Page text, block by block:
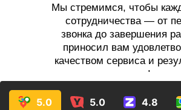
Мы стремимся, чтобы
сотрудничества — от
звонка до завершения
приносил вам
качеством сервиса и
услуг!
5.0 5.0 4.8